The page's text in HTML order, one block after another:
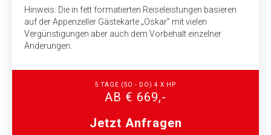
Hinweis: Die in fett formatierten Reiseleistungen basieren
auf der Appenzeller Gästekarte „Oskar” mit vielen
Vergünstigungen aber auch dem Vorbehalt einzelner
Änderungen
5 TAGE (SO - DO) 4 X HP
AB € 669,-
Jetzt Anfragen